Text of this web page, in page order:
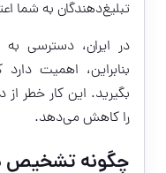
تبلیغ‌دهندگان به شما
در ایران، دسترسی
بنابراین، اهمیت
را کاهش می‌دهد.
چگونه تشخیص